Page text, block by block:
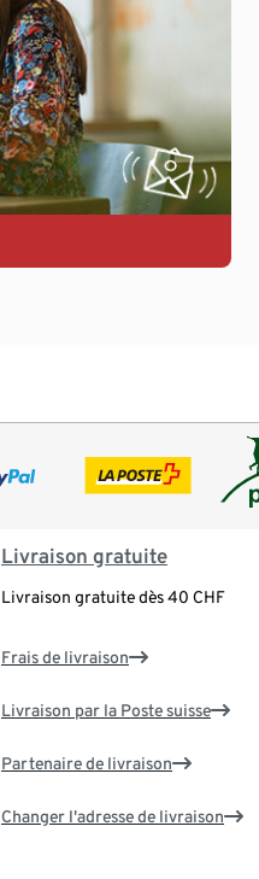
Livraison gratuite
Livraison gratuite dès 40 CHF
Frais de livraison
Livraison par la Poste suisse
Partenaire de livraison
Changer l'adresse de livraison